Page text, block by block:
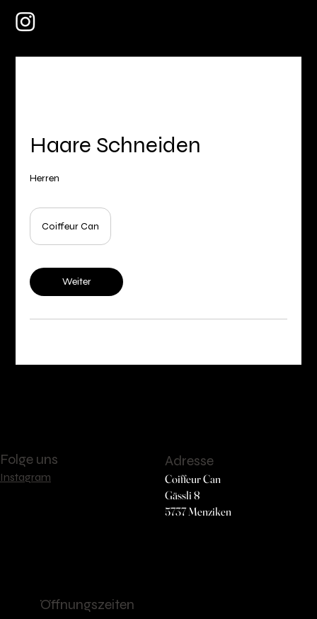
Haare Schneiden
Herren
Coiffeur Can
Weiter
Folge uns
Instagram
Öffnungszeiten
Adresse
Coiffeur Can
Gässli 8
5737 Menziken